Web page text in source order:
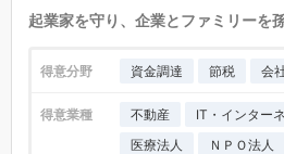
起業家を守り、企業とファミリーを
得意分野 資金調達 節税 会
得意業種 不動産 IT・インター
医療法人
ＮＰＯ法人